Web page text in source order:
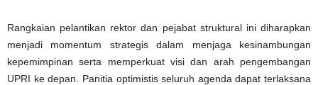
Rangkaian pelantikan rektor dan pejabat struktural ini diharapkan
menjadi momentum strategis dalam menjaga kesinambungan
kepemimpinan serta memperkuat visi dan arah pengembangan
UPRI ke depan. Panitia optimistis seluruh agenda dapat terlaksana